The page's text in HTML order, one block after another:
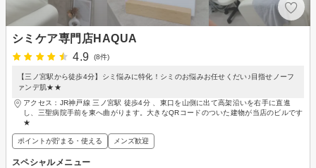
シミケア専門店HAQUA
4.9
(8件)
【三ノ宮駅から徒歩4分】シミ悩みに特化！シミのお悩みお任せくだい♪目指せノーフ
ァンデ肌★★
アクセス：JR神戸線 三ノ宮駅 徒歩4分 、東口を山側に出て高架沿いを右手に直進
し、三聖病院手前を東へ曲がります。大きなQRコードのついた建物が当店のビルです
★
ポイントが貯まる・使える メンズ歓迎
スペシャルメニュー